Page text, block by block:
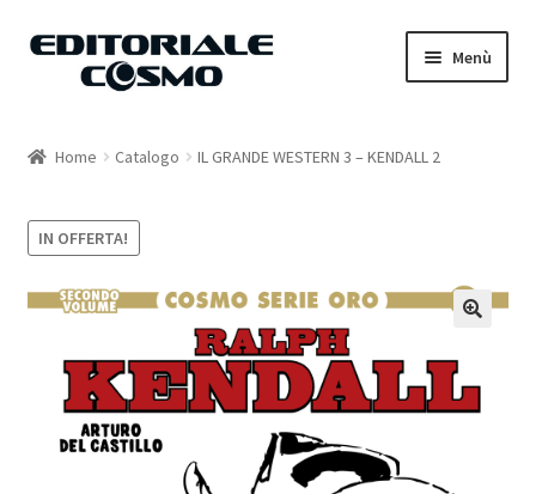
Vai
Vai
Menù
Carrello
Il mio account
Home Catalogo IL GRANDE WESTERN 3 – KENDALL 2
IN OFFERTA!